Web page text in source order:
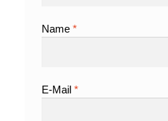
Name*
E-Mail*